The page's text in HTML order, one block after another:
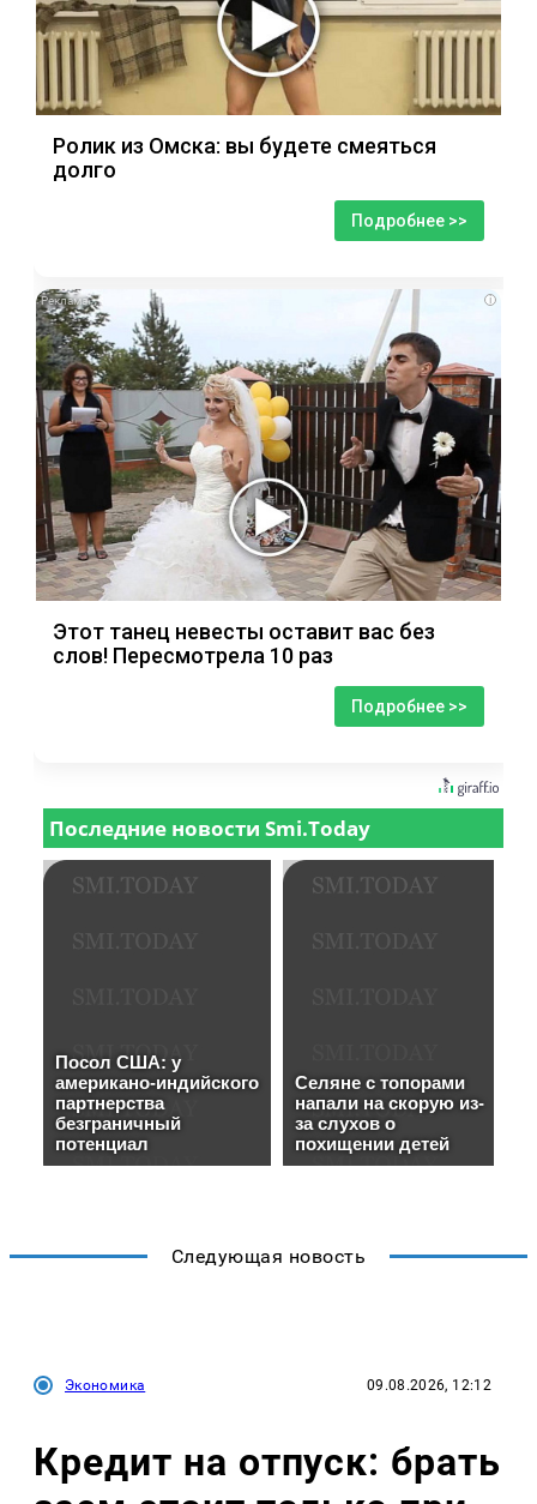
Ролик из Омска: вы будете смеяться
долго
Подробнее >>
i
Этот танец невесты оставит вас без
слов! Пересмотрела 10 раз
Подробнее >>
Следующая новость
Экономика 09.08.2026, 12:12
Кредит на отпуск: брать